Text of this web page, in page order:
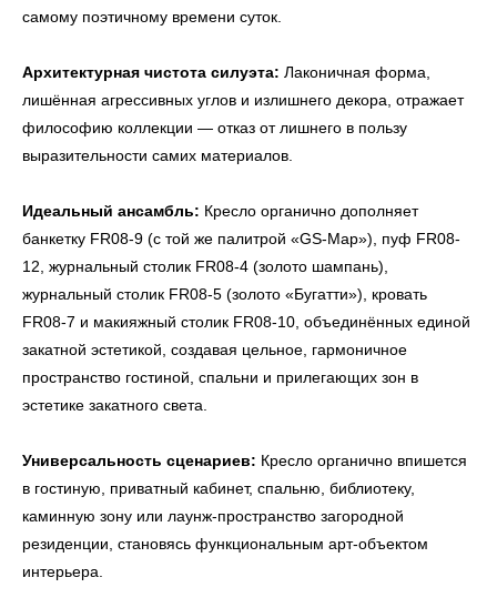
самому поэтичному времени суток.
Архитектурная чистота силуэта: Лаконичная форма,
лишённая агрессивных углов и излишнего декора, отражает
философию коллекции — отказ от лишнего в пользу
выразительности самих материалов.
Идеальный ансамбль: Кресло органично дополняет
банкетку FR08-9 (с той же палитрой «GS-Map»), пуф FR08-
12, журнальный столик FR08-4 (золото шампань),
журнальный столик FR08-5 (золото «Бугатти»), кровать
FR08-7 и макияжный столик FR08-10, объединённых единой
закатной эстетикой, создавая цельное, гармоничное
пространство гостиной, спальни и прилегающих зон в
эстетике закатного света.
Универсальность сценариев: Кресло органично впишется
в гостиную, приватный кабинет, спальню, библиотеку,
каминную зону или лаунж-пространство загородной
резиденции, становясь функциональным арт-объектом
интерьера.